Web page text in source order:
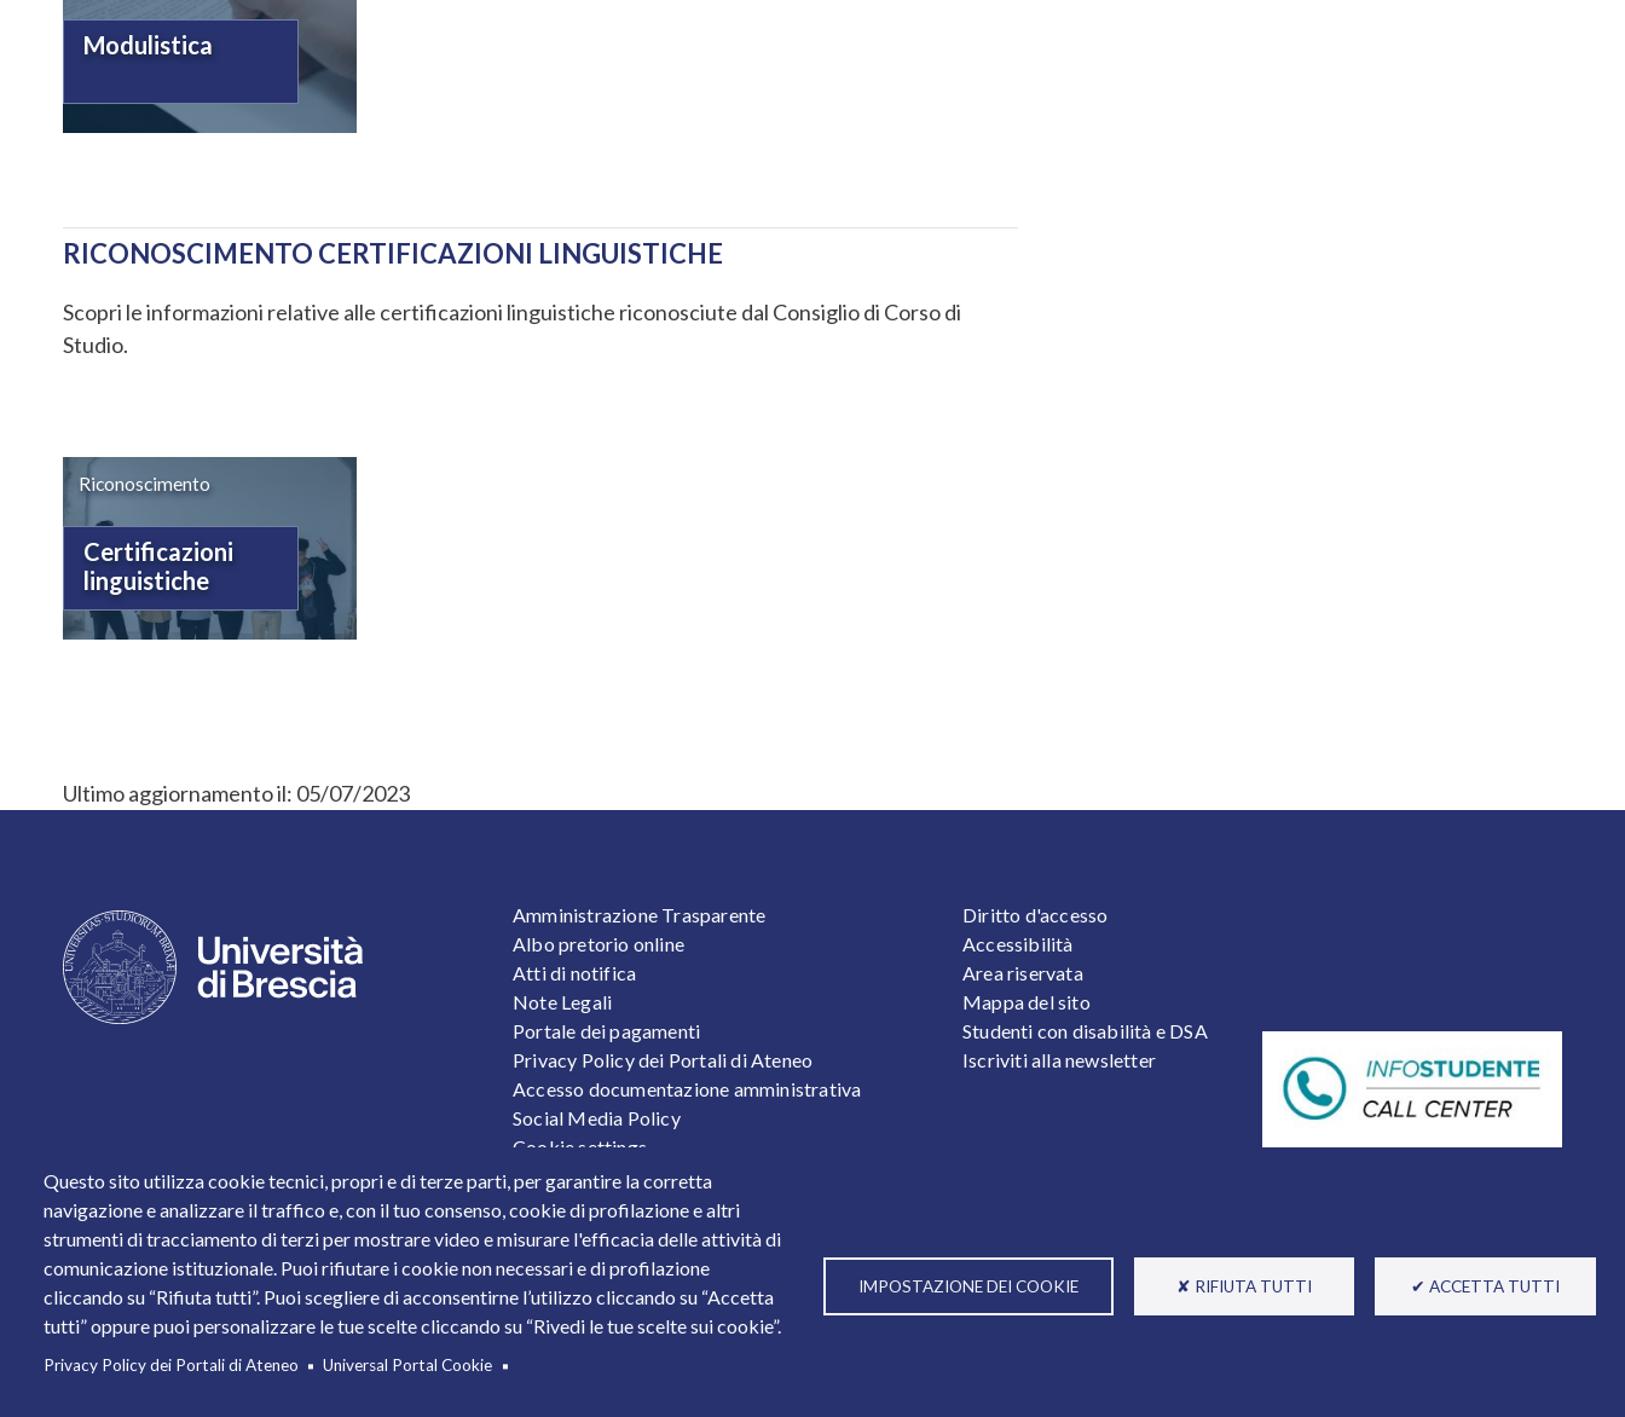
Modulistica
RICONOSCIMENTO CERTIFICAZIONI LINGUISTICHE
Scopri le informazioni relative alle certificazioni linguistiche riconosciute dal Consiglio di Corso di
Studio.
Riconoscimento
Certificazioni
linguistiche
Ultimo aggiornamento il: 05/07/2023
Questo sito utilizza cookie tecnici, propri e di terze parti, per garantire la corretta
navigazione e analizzare il traffico e, con il tuo consenso, cookie di profilazione e altri
strumenti di tracciamento di terzi per mostrare video e misurare l'efficacia delle attività di
comunicazione istituzionale. Puoi rifiutare i cookie non necessari e di profilazione
cliccando su “Rifiuta tutti”. Puoi scegliere di acconsentirne l’utilizzo cliccando su “Accetta
tutti” oppure puoi personalizzare le tue scelte cliccando su “Rivedi le tue scelte sui cookie”.
Privacy Policy dei Portali di Ateneo Universal Portal Cookie
IMPOSTAZIONE DEI COOKIE ✘ RIFIUTA TUTTI ✔ ACCETTA TUTTI
FOOTER 1
Amministrazione Trasparente
Albo pretorio online
Atti di notifica
Note Legali
Portale dei pagamenti
Privacy Policy dei Portali di Ateneo
Accesso documentazione amministrativa
Social Media Policy
Cookie settings
Protezione Dati Personali
Statistiche
FOOTER 2
Diritto d'accesso
Accessibilità
Area riservata
Mappa del sito
Studenti con disabilità e DSA
Iscriviti alla newsletter
Piazza del Mercato, 15 - 25121 Brescia
Tel. +39 030 2988.1 PEC: ammcentr@cert.unibs.it
Partita IVA: 01773710171 Codice Fiscale: 98007650173
© 2011 Università degli Studi di Brescia